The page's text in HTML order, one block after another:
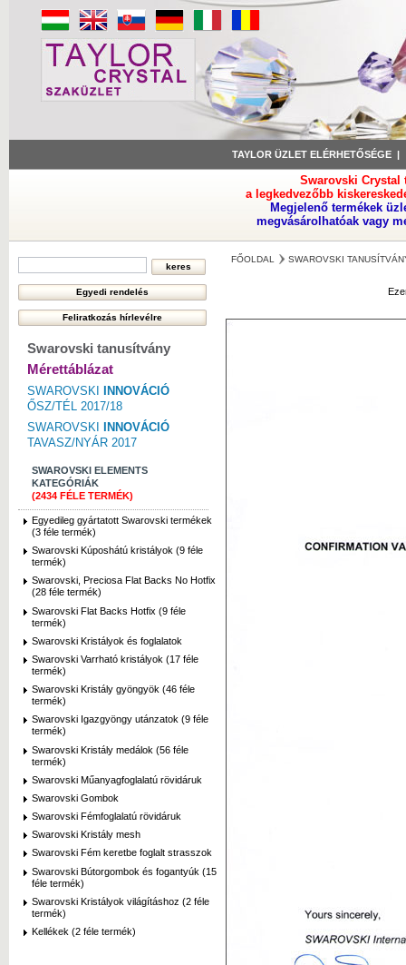
TAYLOR ÜZLET ELÉRHETŐSÉGE
Swarovski Crystal
a legkedvezőbb
Megjelenő termékek
megvásárolhatóak vagy
Swarovski tanusítvány
Mérettáblázat
SWAROVSKI
INNOVÁCIÓ
ŐSZ/TÉL 2017/18
SWAROVSKI
INNOVÁCIÓ
TAVASZ/NYÁR 2017
SWAROVSKI ELEMENTS
KATEGÓRIÁK
(2434 FÉLE TERMÉK)
Egyedileg gyártatott Swarovski termékek
(3 féle termék)
Swarovski Kúposhátú kristályok (9 féle
termék)
Swarovski, Preciosa Flat Backs No Hotfix
(28 féle termék)
Swarovski Flat Backs Hotfix (9 féle
termék)
Swarovski Kristályok és foglalatok
Swarovski Varrható kristályok (17 féle
termék)
Swarovski Kristály gyöngyök (46 féle
termék)
Swarovski Igazgyöngy utánzatok (9 féle
termék)
Swarovski Kristály medálok (56 féle
termék)
Swarovski Műanyagfoglalatú rövidáruk
Swarovski Gombok
Swarovski Fémfoglalatú rövidáruk
Swarovski Kristály mesh
Swarovski Fém keretbe foglalt strasszok
Swarovski Bútorgombok és fogantyúk (15
féle termék)
Swarovski Kristályok világításhoz (2 féle
termék)
Kellékek (2 féle termék)
FŐOLDAL SWAROVSKI